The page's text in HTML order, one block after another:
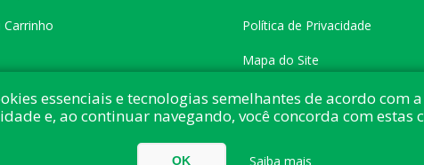
Carrinho Política de Privacidade
Mapa do Site
nopCommerce Direitos autorais © 2026 Button Shop. Todos
essenciais e tecnologias semelhantes de acordo com
e, ao continuar navegando, você concorda com estas
OK Saiba mais